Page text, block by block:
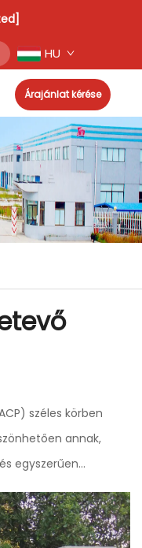
HU
Árajánlat kérése
széles körben
annak,
egyszerűen
Az ACP-t gyakran